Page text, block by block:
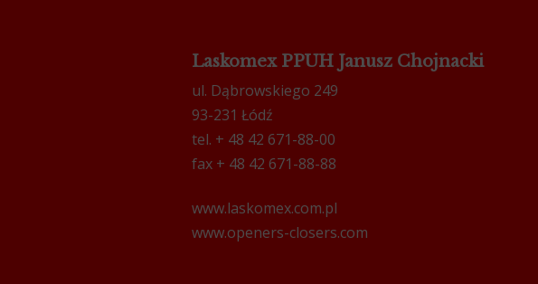
Laskomex PPUH Janusz Chojnacki
ul. Dąbrowskiego 249
93-231 Łódź
tel. + 48 42 671-88-00
fax + 48 42 671-88-88
www.laskomex.com.pl
www.openers-closers.com